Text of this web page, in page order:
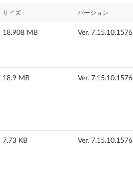
サイズ バージョン
18.908 MB Ver. 7.15.10.1576
18.9 MB Ver. 7.15.10.1576
7.73 KB Ver. 7.15.10.1576